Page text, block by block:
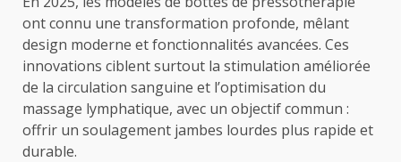
ont connu une transformation profonde, mêlant
design moderne et fonctionnalités avancées. Ces
innovations ciblent surtout la stimulation améliorée
de la circulation sanguine et l’optimisation du
massage lymphatique, avec un objectif commun :
offrir un soulagement jambes lourdes plus rapide et
durable.